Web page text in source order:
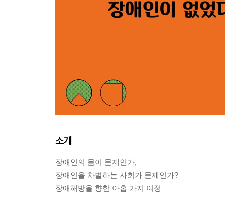
소개
장애인의 몸이 문제인가,
장애인을 차별하는 사회가 문제인가?
장애해방을 향한 아홉 가지 여정